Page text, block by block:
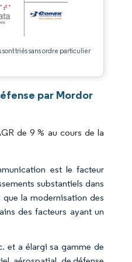
triés sans ordre particulier
par Mordor
de 9 % au cours de la
est le facteur
substantiels dans
la modernisation des
des facteurs ayant un
et a élargi sa gamme de